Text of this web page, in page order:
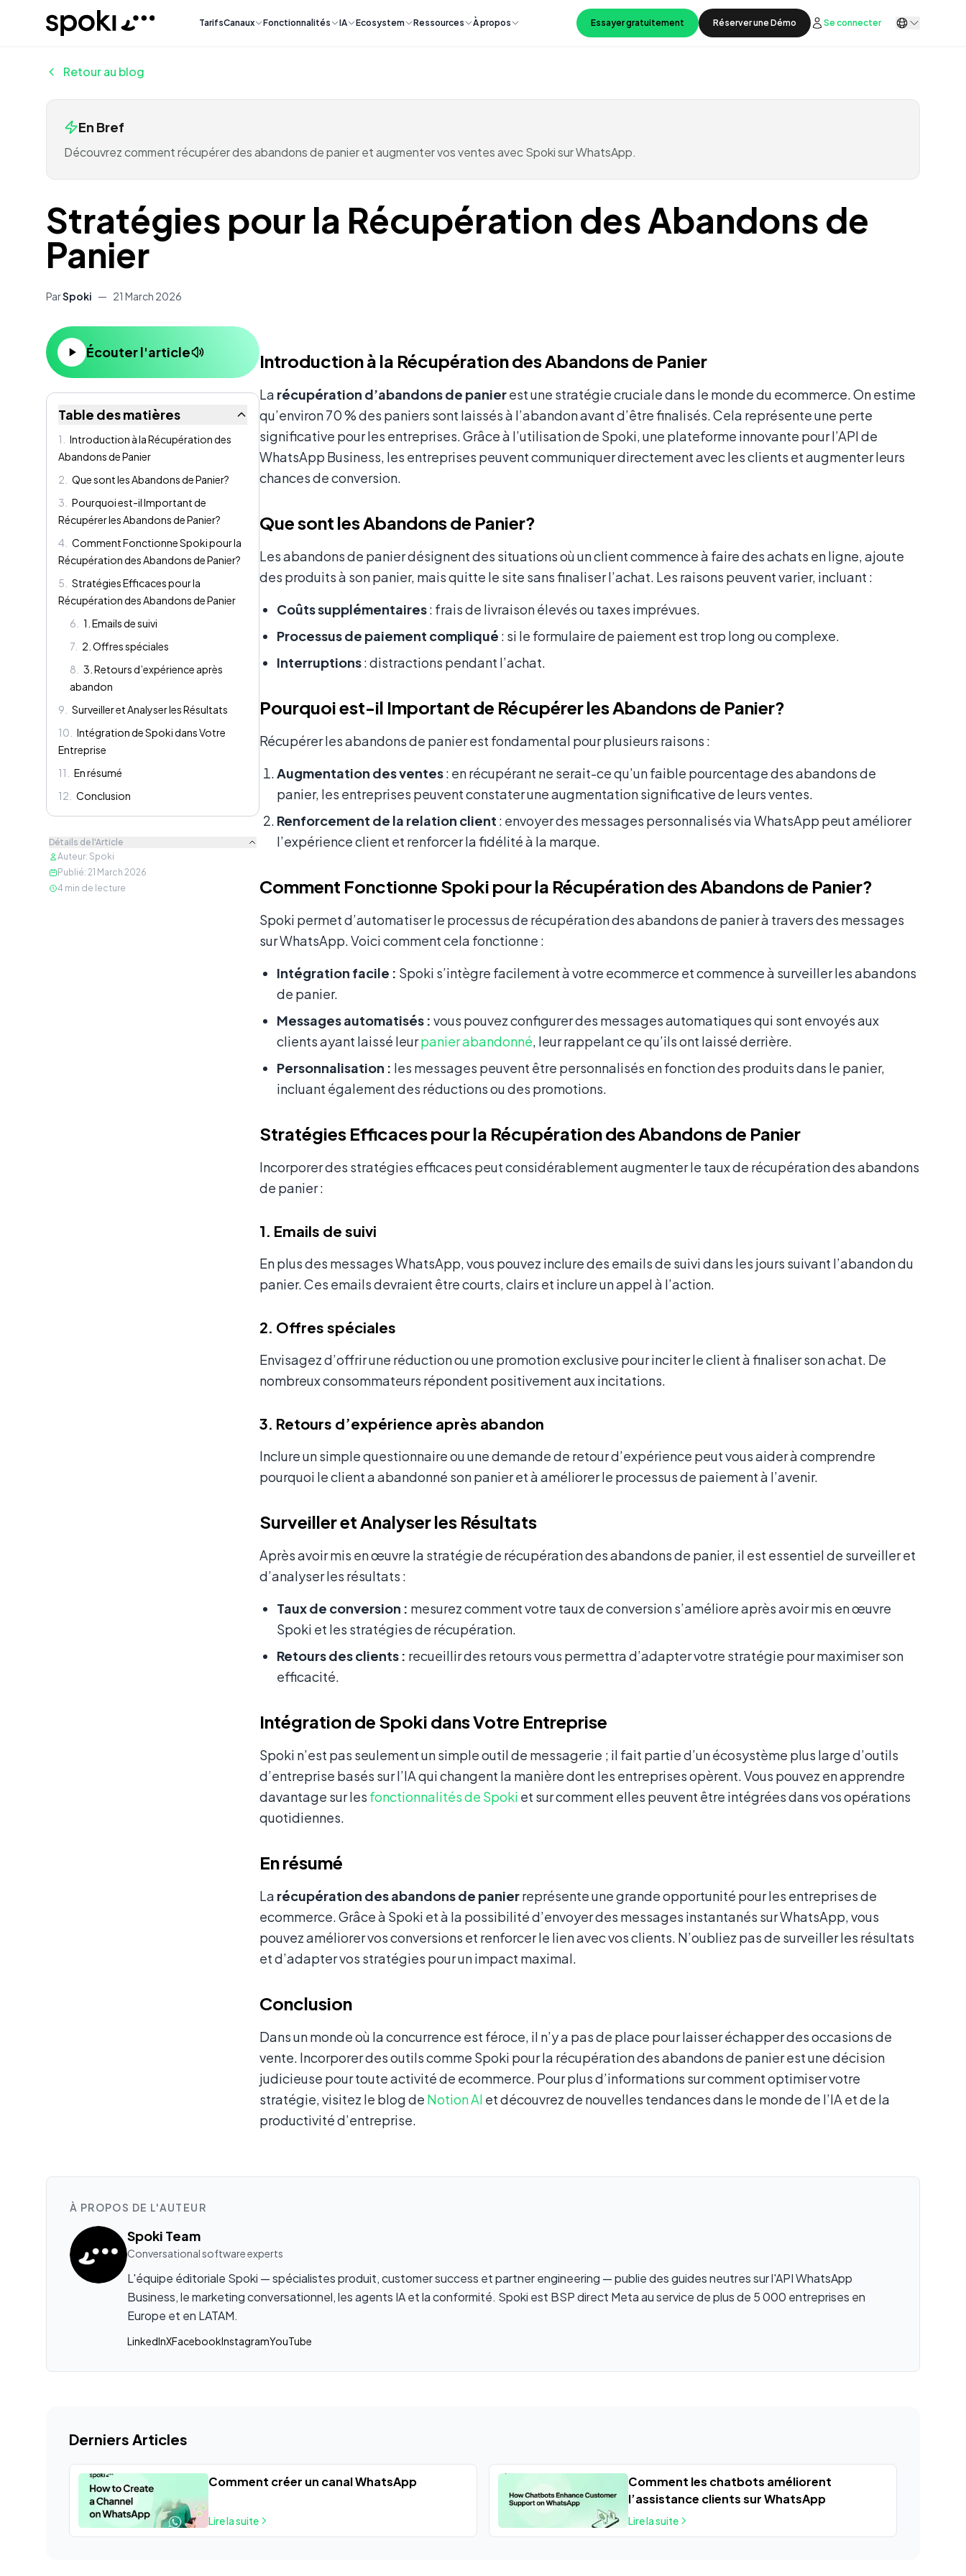
Spoki TarifsCanaux Fonctionnalités IA Ecosystem Ressources À propos Essayer gratuitement Réserver une Démo Se connecter
Retour au blog
En Bref
Découvrez comment récupérer des abandons de panier et augmenter vos ventes avec Spoki sur WhatsApp.
Stratégies pour la Récupération des Abandons de
Panier
ParSpoki — 21 March 2026
Écouter l'article
Table des matières
1
Introduction à la Récupération des
Abandons de Panier
2
Que sont les Abandons de Panier?
3
Pourquoi est-il Important de
Récupérer les Abandons de Panier?
4
Comment Fonctionne Spoki pour la
Récupération des Abandons de Panier?
5
Stratégies Efficaces pour la
Récupération des Abandons de Panier
6
1. Emails de suivi
7
2. Offres spéciales
8
3. Retours d’expérience après
abandon
9
Surveiller et Analyser les Résultats
10
Intégration de Spoki dans Votre
Entreprise
11
En résumé
12
Conclusion
Détails de l'Article
Auteur: Spoki
Publié: 21 March 2026
4 min de lecture
Introduction à la Récupération des Abandons de Panier
La récupération d’abandons de panierest une stratégie cruciale dans le monde du ecommerce. On estime
qu’environ 70 % des paniers sont laissés à l’abandon avant d’être finalisés. Cela représente une perte
significative pour les entreprises. Grâce à l’utilisation de Spoki, une plateforme innovante pour l’API de
WhatsApp Business, les entreprises peuvent communiquer directement avec les clients et augmenter leurs
chances de conversion.
Que sont les Abandons de Panier?
Les abandons de panier désignent des situations où un client commence à faire des achats en ligne, ajoute
des produits à son panier, mais quitte le site sans finaliser l’achat. Les raisons peuvent varier, incluant :
Coûts supplémentaires: frais de livraison élevés ou taxes imprévues.
Processus de paiement compliqué : si le formulaire de paiement est trop long ou complexe.
Interruptions: distractions pendant l’achat.
Pourquoi est-il Important de Récupérer les Abandons de Panier?
Récupérer les abandons de panier est fondamental pour plusieurs raisons :
Augmentation des ventes: en récupérant ne serait-ce qu’un faible pourcentage des abandons de
panier, les entreprises peuvent constater une augmentation significative de leurs ventes.
Renforcement de la relation client : envoyer des messages personnalisés via WhatsApp peut améliorer
l’expérience client et renforcer la fidélité à la marque.
Comment Fonctionne Spoki pour la Récupération des Abandons de Panier?
Spoki permet d’automatiser le processus de récupération des abandons de panier à travers des messages
sur WhatsApp. Voici comment cela fonctionne :
Intégration facile : Spoki s’intègre facilement à votre ecommerce et commence à surveiller les abandons
de panier.
Messages automatisés : vous pouvez configurer des messages automatiques qui sont envoyés aux
clients ayant laissé leurpanier abandonné, leur rappelant ce qu’ils ont laissé derrière.
Personnalisation : les messages peuvent être personnalisés en fonction des produits dans le panier,
incluant également des réductions ou des promotions.
Stratégies Efficaces pour la Récupération des Abandons de Panier
Incorporer des stratégies efficaces peut considérablement augmenter le taux de récupération des abandons
de panier :
1. Emails de suivi
En plus des messages WhatsApp, vous pouvez inclure des emails de suivi dans les jours suivant l’abandon du
panier. Ces emails devraient être courts, clairs et inclure un appel à l’action.
2. Offres spéciales
Envisagez d’offrir une réduction ou une promotion exclusive pour inciter le client à finaliser son achat. De
nombreux consommateurs répondent positivement aux incitations.
3. Retours d’expérience après abandon
Inclure un simple questionnaire ou une demande de retour d’expérience peut vous aider à comprendre
pourquoi le client a abandonné son panier et à améliorer le processus de paiement à l’avenir.
Surveiller et Analyser les Résultats
Après avoir mis en œuvre la stratégie de récupération des abandons de panier, il est essentiel de surveiller et
d’analyser les résultats :
Taux de conversion : mesurez comment votre taux de conversion s’améliore après avoir mis en œuvre
Spoki et les stratégies de récupération.
Retours des clients : recueillir des retours vous permettra d’adapter votre stratégie pour maximiser son
efficacité.
Intégration de Spoki dans Votre Entreprise
Spoki n’est pas seulement un simple outil de messagerie ; il fait partie d’un écosystème plus large d’outils
d’entreprise basés sur l’IA qui changent la manière dont les entreprises opèrent. Vous pouvez en apprendre
davantage sur les fonctionnalités de Spoki et sur comment elles peuvent être intégrées dans vos opérations
quotidiennes.
En résumé
La récupération des abandons de panierreprésente une grande opportunité pour les entreprises de
ecommerce. Grâce à Spoki et à la possibilité d’envoyer des messages instantanés sur WhatsApp, vous
pouvez améliorer vos conversions et renforcer le lien avec vos clients. N’oubliez pas de surveiller les résultats
et d’adapter vos stratégies pour un impact maximal.
Conclusion
Dans un monde où la concurrence est féroce, il n’y a pas de place pour laisser échapper des occasions de
vente. Incorporer des outils comme Spoki pour la récupération des abandons de panier est une décision
judicieuse pour toute activité de ecommerce. Pour plus d’informations sur comment optimiser votre
stratégie, visitez le blog de Notion AI et découvrez de nouvelles tendances dans le monde de l’IA et de la
productivité d’entreprise.
À PROPOS DE L'AUTEUR
Spoki Team
Conversational software experts
L'équipe éditoriale Spoki — spécialistes produit, customer success et partner engineering — publie des guides neutres sur l'API WhatsApp
Business, le marketing conversationnel, les agents IA et la conformité. Spoki est BSP direct Meta au service de plus de 5 000 entreprises en
Europe et en LATAM.
LinkedInXFacebookInstagramYouTube
Derniers Articles
Comment créer un canal WhatsApp
Lire la suite
Comment les chatbots améliorent
l’assistance clients sur WhatsApp
Lire la suite